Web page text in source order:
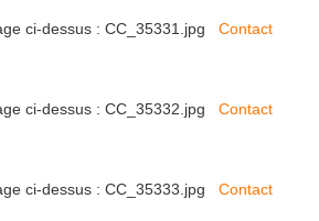
ci-dessus : CC_35331.jpg Contact
ci-dessus : CC_35332.jpg Contact
ci-dessus : CC_35333.jpg Contact